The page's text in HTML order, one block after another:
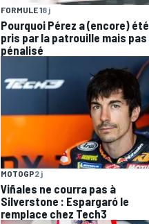
FORMULE 18 j
Pourquoi Pérez a (encore) été
pris par la patrouille mais pas
pénalisé
MOTOGP2 j
Viñales ne courra pas à
Silverstone : Espargaró le
remplace chez Tech3